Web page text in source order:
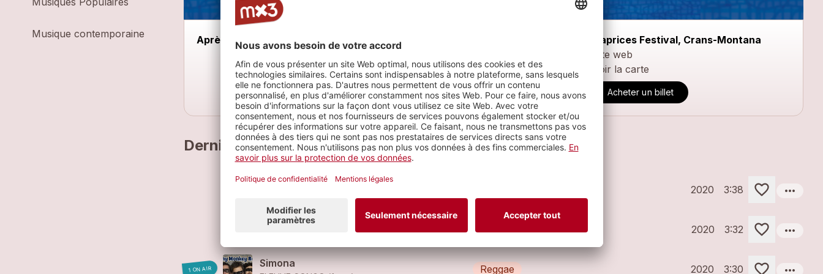
Musique contemporaine Après ski
Caprices Festival, Crans-Montana
Site web
Voir la carte
Acheter un billet
Derniers morceaux
Fleuve Congo - Guru
2020 3:38 more_horiz
Fleuve Congo - Black Star
Reggae 2020 3:32 more_horiz
1 ON AIR
Simona
Reggae 2020 3:30 more_horiz